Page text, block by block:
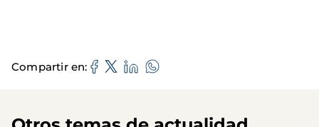
Compartir en